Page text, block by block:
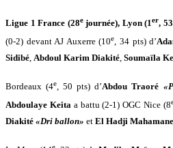
Ligue 1 France (28ejournée), Lyon (1er,
(0-2) devant AJ Auxerre (10e , 34 pts) d’
Sidibé Abdoul Karim Diakité Soumaïla
Bordeaux (4e, 50 pts) d’Abdou Traoré
Abdoulaye Keita a battu (2-1) OGC Nice (8
Diakité «Dri ballon» et El Hadji